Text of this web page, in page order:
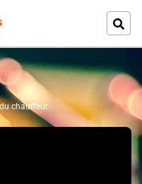
chauffeur